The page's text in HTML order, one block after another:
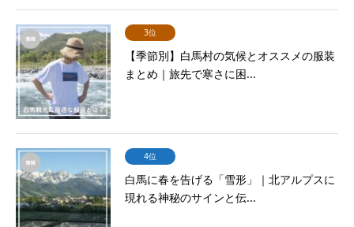
3位
【季節別】白馬村の気候とオススメの服装
まとめ｜旅先で寒さに困...
4位
白馬に春を告げる「雪形」｜北アルプスに
現れる神秘のサインと伝...